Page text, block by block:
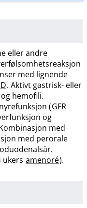
eller andre
med lignende
. Aktivt gastrisk- eller
og hemofili.
(GFR
og
med
med perorale
ukers amenoré).